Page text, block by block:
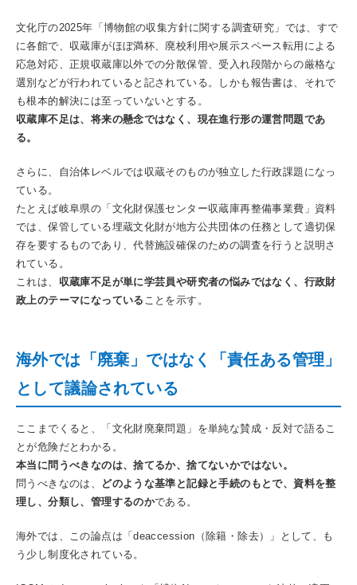
文化庁の2025年「博物館の収集方針に関する調査研究」では、すで
に各館で、収蔵庫がほぼ満杯、廃校利用や展示スペース転用による
応急対応、正規収蔵庫以外での分散保管、受入れ段階からの厳格な
選別などが行われていると記されている。しかも報告書は、それで
も根本的解決には至っていないとする。
収蔵庫不足は、将来の懸念ではなく、現在進行形の運営問題であ
る。
さらに、自治体レベルでは収蔵そのものが独立した行政課題になっ
ている。
たとえば岐阜県の「文化財保護センター収蔵庫再整備事業費」資料
では、保管している埋蔵文化財が地方公共団体の任務として適切保
存を要するものであり、代替施設確保のための調査を行うと説明さ
れている。
これは、 収蔵庫不足が単に学芸員や研究者の悩みではなく、行政財
政上のテーマになっている ことを示す。
海外では「廃棄」ではなく「責任ある管理」
として議論されている
ここまでくると、「文化財廃棄問題」を単純な賛成・反対で語るこ
とが危険だとわかる。
本当に問うべきなのは、捨てるか、捨てないかではない。
問うべきなのは、
どのような基準と記録と手続のもとで、資料を整
理し、分類し、管理するのかである。
海外では、この論点は「deaccession（除籍・除去）」として、も
う少し制度化されている。